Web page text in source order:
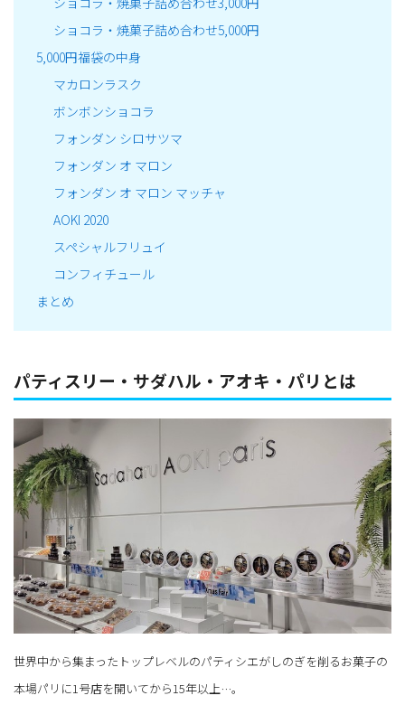
ショコラ・焼菓子詰め合わせ5,000円
5,000円福袋の中身
マカロンラスク
ボンボンショコラ
フォンダン シロサツマ
フォンダン オ マロン
フォンダン オ マロン マッチャ
AOKI 2020
スペシャルフリュイ
コンフィチュール
まとめ
パティスリー・サダハル・アオキ・パリとは
世界中から集まったトップレベルのパティシエがしのぎを削るお菓子の
本場パリに1号店を開いてから15年以上…。